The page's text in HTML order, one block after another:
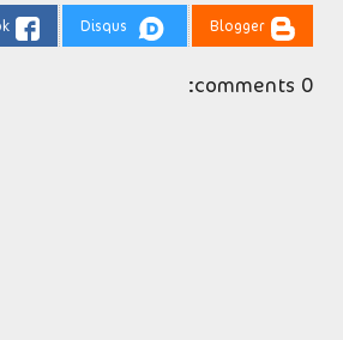
Blogger
Disqus
0 comments: